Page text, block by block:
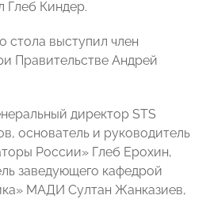
Глеб Киндер.
стола выступил член
Правительстве Андрей
директор STS
основатель и руководитель
России» Глеб Ерохин,
заведующего кафедрой
МАДИ Султан Жанказиев,